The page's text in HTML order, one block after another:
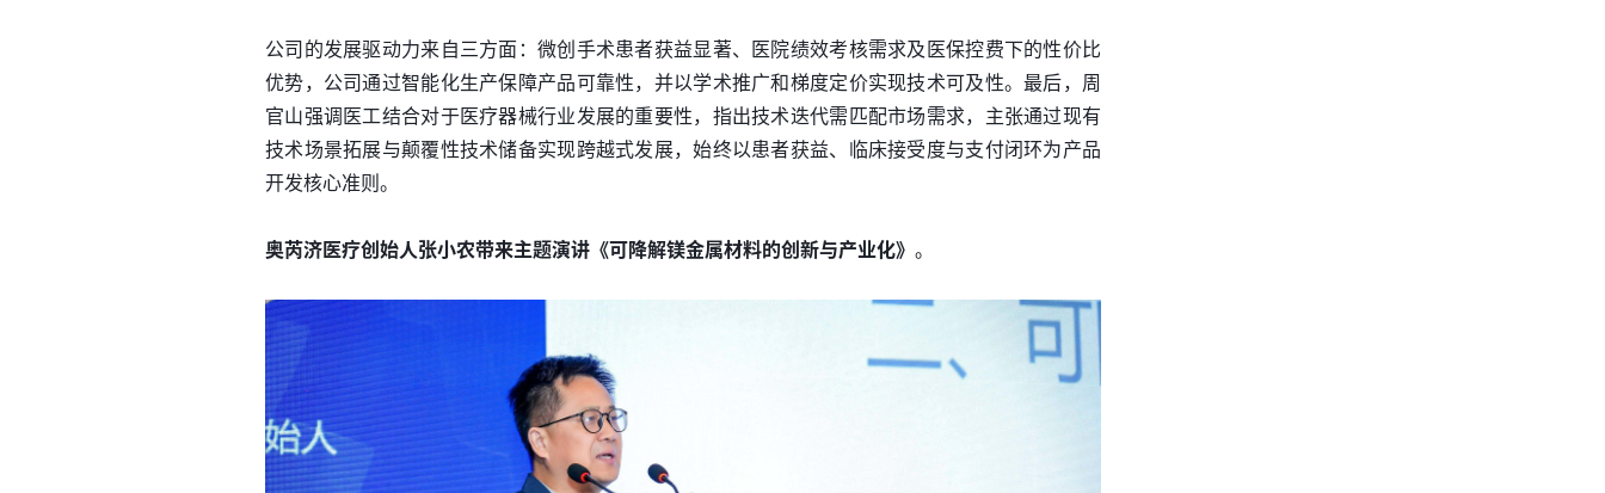
公司的发展驱动力来自三方面：微创手术患者获益显著、医院绩效考核需求及医保控费下的性价比
优势，公司通过智能化生产保障产品可靠性，并以学术推广和梯度定价实现技术可及性。最后，周
官山强调医工结合对于医疗器械行业发展的重要性，指出技术迭代需匹配市场需求，主张通过现有
技术场景拓展与颠覆性技术储备实现跨越式发展，始终以患者获益、临床接受度与支付闭环为产品
开发核心准则。
奥芮济医疗创始人张小农带来主题演讲《可降解镁金属材料的创新与产业化》 。